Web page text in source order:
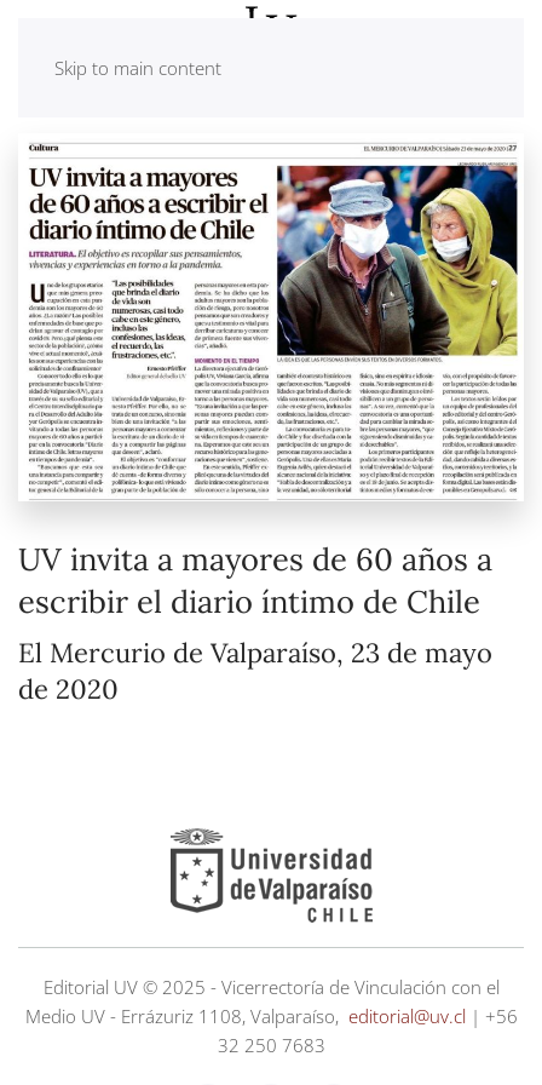
Skip to main content
UV invita a mayores de 60 años a
escribir el diario íntimo de Chile
El Mercurio de Valparaíso, 23 de mayo
de 2020
Editorial UV © 2025 - Vicerrectoría de Vinculación con el
Medio UV - Errázuriz 1108, Valparaíso, editorial@uv.cl | +56
32 250 7683